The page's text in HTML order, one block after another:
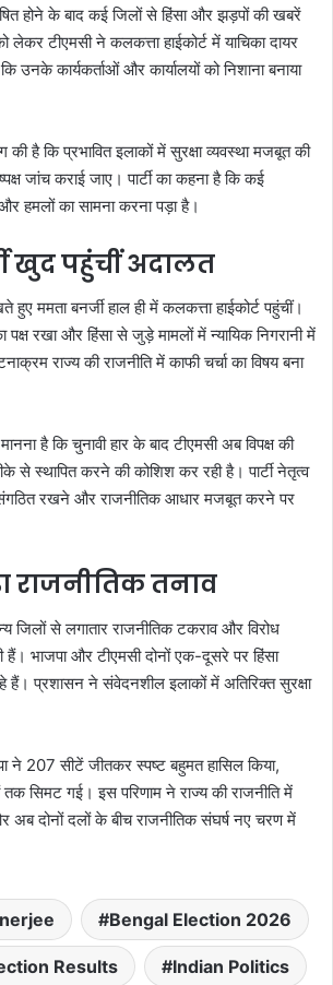
होने के बाद कई जिलों से हिंसा और झड़पों की खबरें
लेकर टीएमसी ने कलकत्ता हाईकोर्ट में याचिका दायर
उनके कार्यकर्ताओं और कार्यालयों को निशाना बनाया
है कि प्रभावित इलाकों में सुरक्षा व्यवस्था मजबूत की
जांच कराई जाए। पार्टी का कहना है कि कई
हमलों का सामना करना पड़ा है।
खुद पहुंचीं अदालत
हुए ममता बनर्जी हाल ही में कलकत्ता हाईकोर्ट पहुंचीं।
पक्ष रखा और हिंसा से जुड़े मामलों में न्यायिक निगरानी में
राज्य की राजनीति में काफी चर्चा का विषय बना
है कि चुनावी हार के बाद टीएमसी अब विपक्ष की
से स्थापित करने की कोशिश कर रही है। पार्टी नेतृत्व
संगठित रखने और राजनीतिक आधार मजबूत करने पर
राजनीतिक तनाव
जिलों से लगातार राजनीतिक टकराव और विरोध
हैं। भाजपा और टीएमसी दोनों एक-दूसरे पर हिंसा
प्रशासन ने संवेदनशील इलाकों में अतिरिक्त सुरक्षा
ने 207 सीटें जीतकर स्पष्ट बहुमत हासिल किया,
सिमट गई। इस परिणाम ने राज्य की राजनीति में
अब दोनों दलों के बीच राजनीतिक संघर्ष नए चरण में
Bengal Election 2026
Results Indian Politics